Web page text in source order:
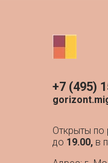
+7 (495)
Открыты по
до 19.00, в